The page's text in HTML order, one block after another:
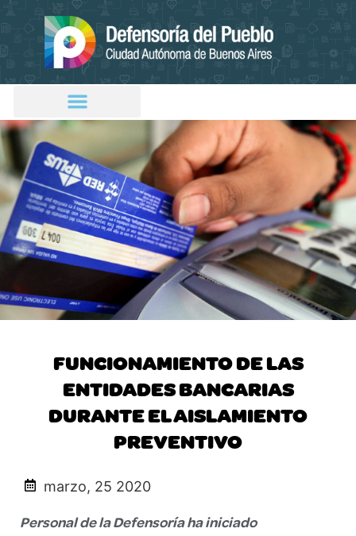
FUNCIONAMIENTO DE LAS
ENTIDADES BANCARIAS
DURANTE EL AISLAMIENTO
PREVENTIVO
marzo, 25 2020
Personal de la Defensoría ha iniciado